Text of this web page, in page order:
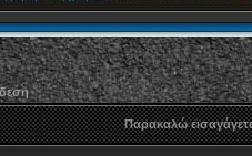
Παρακαλώ